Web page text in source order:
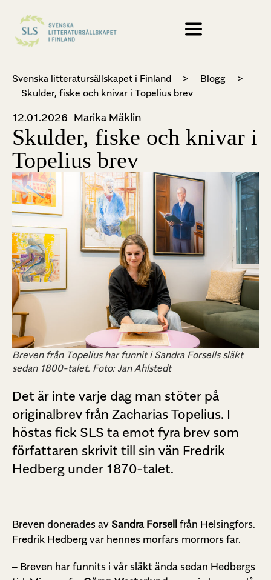
Svenska litteratursällskapet i Finland > Blogg
>
Skulder, fiske och knivar i Topelius brev
12.01.2026 Marika Mäklin
Skulder, fiske och knivar i
Topelius brev
Breven från Topelius har funnit i Sandra Forsells släkt
sedan 1800-talet. Foto: Jan Ahlstedt
Det är inte varje dag man stöter på
originalbrev från Zacharias Topelius. I
höstas fick SLS ta emot fyra brev som
författaren skrivit till sin vän Fredrik
Hedberg under 1870-talet.
Breven donerades av Sandra Forsell från Helsingfors.
Fredrik Hedberg var hennes morfars mormors far.
– Breven har funnits i vår släkt ända sedan Hedbergs